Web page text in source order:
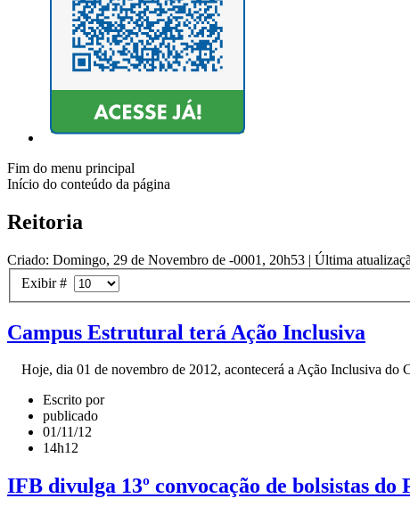
Fim do menu principal
Início do conteúdo da página
Reitoria
Criado: Domingo, 29 de Novembro de -0001, 20h53 | Última
Exibir #
Campus Estrutural terá Ação Inclusiva
Hoje, dia 01 de novembro de 2012, acontecerá a Ação Inclusiva do
Escrito por
publicado
01/11/12
14h12
IFB divulga 13º convocação de bolsistas do